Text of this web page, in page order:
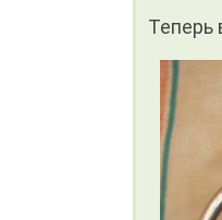
Теперь